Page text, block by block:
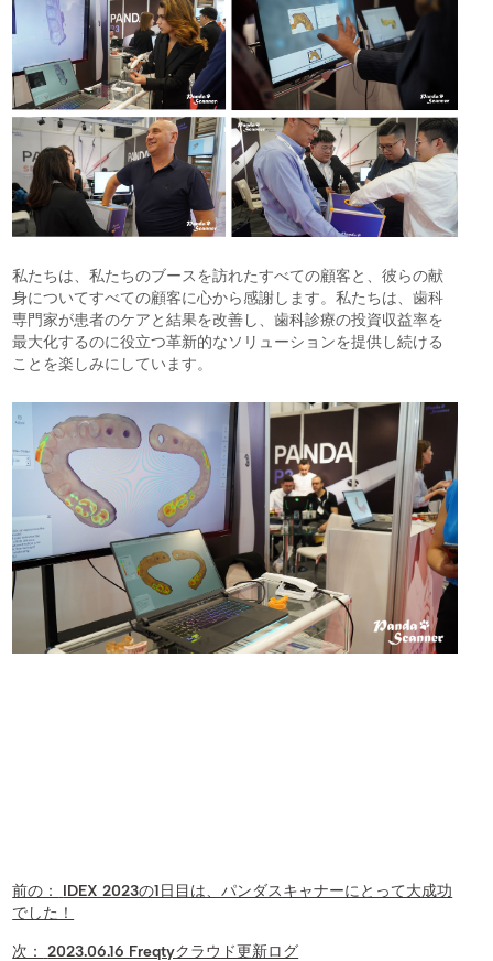
私たちは、私たちのブースを訪れたすべての顧客と、彼らの献
身についてすべての顧客に心から感謝します。私たちは、歯科
専門家が患者のケアと結果を改善し、歯科診療の投資収益率を
最大化するのに役立つ革新的なソリューションを提供し続ける
ことを楽しみにしています。
前の：
IDEX 2023の1日目は、パンダスキャナーにとって大成功
でした！
次： 2023.06.16 Freqtyクラウド更新ログ